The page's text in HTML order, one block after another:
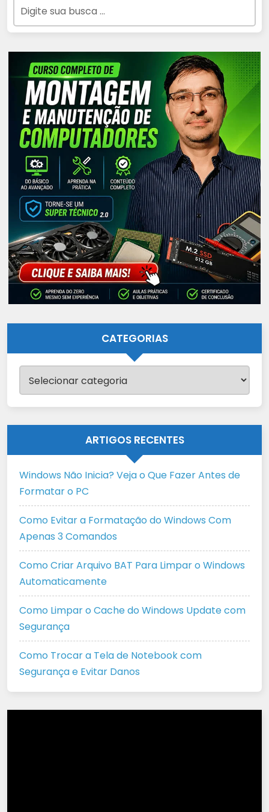
CATEGORIAS
ARTIGOS RECENTES
Windows Não Inicia? Veja o Que Fazer Antes de
Formatar o PC
Como Evitar a Formatação do Windows Com
Apenas 3 Comandos
Como Criar Arquivo BAT Para Limpar o Windows
Automaticamente
Como Limpar o Cache do Windows Update com
Segurança
Como Trocar a Tela de Notebook com
Segurança e Evitar Danos